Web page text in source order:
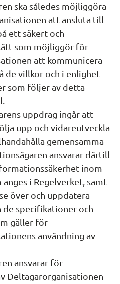
ska således möjliggöra
att ansluta till
ett säkert och
som möjliggör för
att kommunicera
de villkor och i enlighet
som följer av detta
uppdrag ingår att
upp och vidareutveckla
gemensamma
ansvarar därtill
inom
anges i Regelverket, samt
över och uppdatera
de specifikationer och
gäller för
användning av
ansvarar för
Deltagarorganisationen